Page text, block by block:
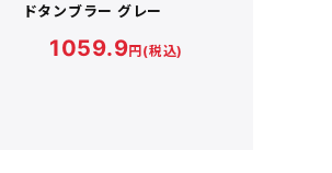
ドタンブラー グレー
1059.9円(税込)